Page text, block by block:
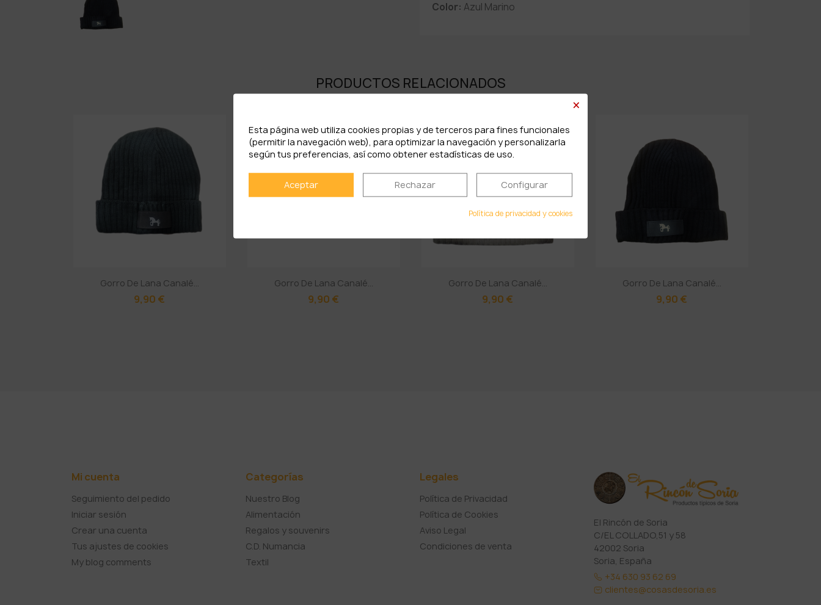
Color: Azul Marino
PRODUCTOS RELACIONADOS
Gorro De Lana Canalé...
9,90 €
Gorro De Lana Canalé...
9,90 €
Gorro De Lana Canalé...
9,90 €
Gorro De Lana Canalé...
9,90 €
Mi cuenta
Seguimiento del pedido
Iniciar sesión
Crear una cuenta
Tus ajustes de cookies
My blog comments
Categorías
Nuestro Blog
Alimentación
Regalos y souvenirs
C.D. Numancia
Textil
Legales
Política de Privacidad
Política de Cookies
Aviso Legal
Condiciones de venta
El Rincón de Soria
C/EL COLLADO,51 y 58
42002 Soria
Soria, España
+34 630 93 62 69
clientes@cosasdesoria.es
×
Esta página web utiliza cookies propias y de terceros para fines funcionales
(permitir la navegación web), para optimizar la navegación y personalizarla
según tus preferencias, así como obtener estadísticas de uso.
Aceptar Rechazar Configurar
Política de privacidad y cookies